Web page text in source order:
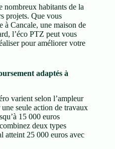
nombreux habitants de la
projets. Que vous
à Cancale, une maison de
l’éco PTZ peut vous
pour améliorer votre
adaptés à
varient selon l’ampleur
seule action de travaux
15 000 euros
deux types
atteint 25 000 euros avec